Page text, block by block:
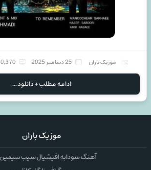
موزیک باران 25 دسامبر 2025 60,370
ادامه مطلب + دانلود ...
موزیک باران
آهنگ سودابه افیشیال سیب سیمین